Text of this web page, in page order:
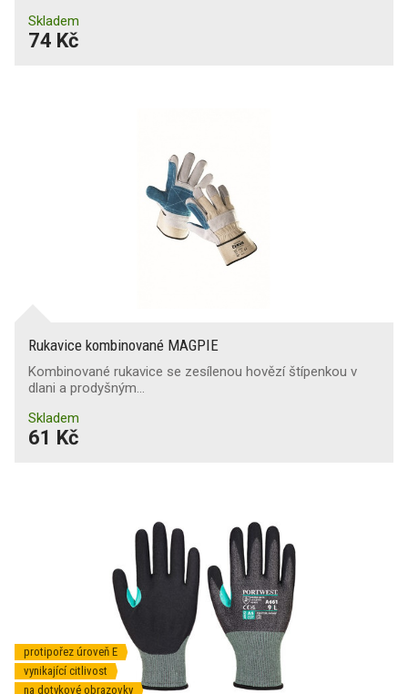
Skladem
74 Kč
Rukavice kombinované MAGPIE
Kombinované rukavice se zesílenou hovězí štípenkou v
dlani a prodyšným…
Skladem
61 Kč
protipořez úroveň E
vynikající citlivost
na dotykové obrazovky